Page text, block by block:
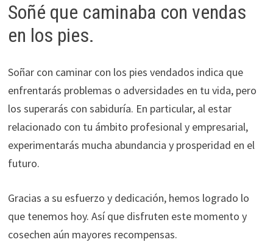
Soñé que caminaba con vendas
en los pies.
Soñar con caminar con los pies vendados indica que
enfrentarás problemas o adversidades en tu vida, pero
los superarás con sabiduría. En particular, al estar
relacionado con tu ámbito profesional y empresarial,
experimentarás mucha abundancia y prosperidad en el
futuro.
Gracias a su esfuerzo y dedicación, hemos logrado lo
que tenemos hoy. Así que disfruten este momento y
cosechen aún mayores recompensas.